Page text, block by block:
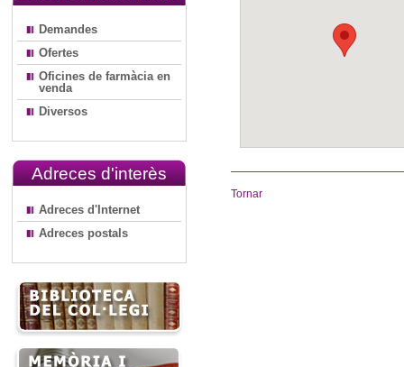
Demandes
Ofertes
Oficines de farmàcia en
venda
Diversos
Adreces d'interès
Adreces d'Internet
Adreces postals
Tornar